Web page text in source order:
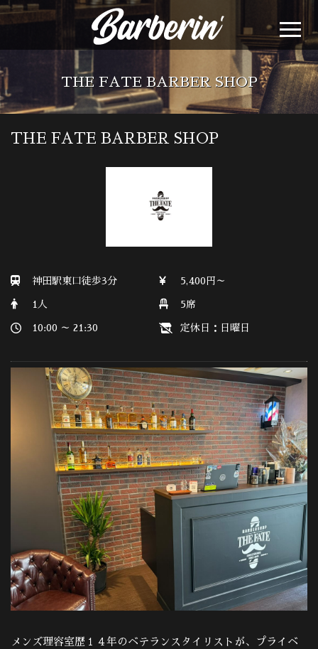
THE FATE BARBER SHOP
THE FATE BARBER SHOP
神田駅東口徒歩3分
1人
10:00 ～ 21:30
5,400円～
5席
定休日：日曜日
メンズ理容室歴１４年のベテランスタイリストが、プライベ